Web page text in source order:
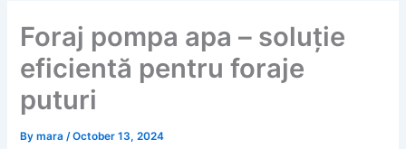
Foraj pompa apa – soluție
eficientă pentru foraje
puturi
Bymara/October 13, 2024